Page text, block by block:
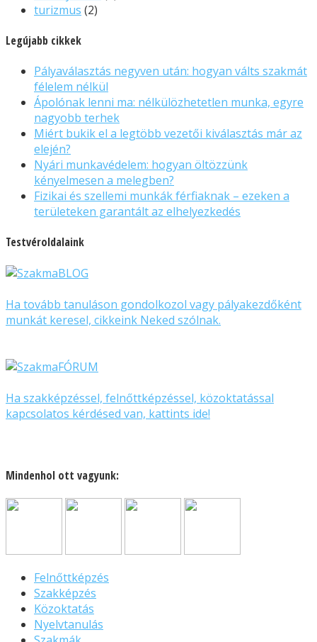
turizmus (2)
Legújabb cikkek
Pályaválasztás negyven után: hogyan válts szakmát
félelem nélkül
Ápolónak lenni ma: nélkülözhetetlen munka, egyre
nagyobb terhek
Miért bukik el a legtöbb vezetői kiválasztás már az
elején?
Nyári munkavédelem: hogyan öltözzünk
kényelmesen a melegben?
Fizikai és szellemi munkák férfiaknak – ezeken a
területeken garantált az elhelyezkedés
Testvéroldalaink
Ha tovább tanuláson gondolkozol vagy pályakezdőként
munkát keresel, cikkeink Neked szólnak.
Ha szakképzéssel, felnőttképzéssel, közoktatással
kapcsolatos kérdésed van, kattints ide!
Mindenhol ott vagyunk:
Felnőttképzés
Szakképzés
Közoktatás
Nyelvtanulás